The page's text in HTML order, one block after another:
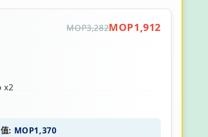
MOP3,282MOP1,912
x2
: MOP1,370